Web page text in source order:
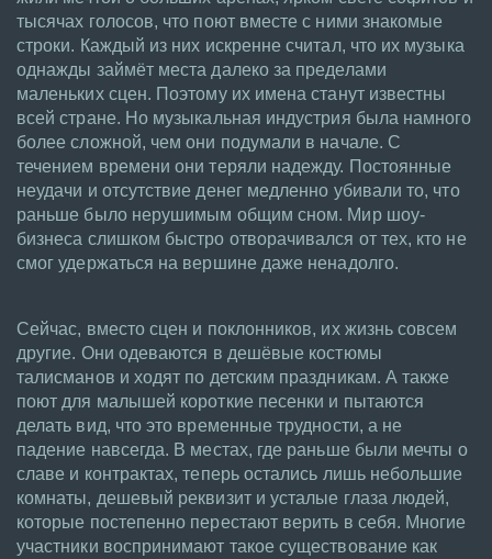
тысячах голосов, что поют вместе с ними знакомые
строки. Каждый из них искренне считал, что их музыка
однажды займёт места далеко за пределами
маленьких сцен. Поэтому их имена станут известны
всей стране. Но музыкальная индустрия была намного
более сложной, чем они подумали в начале. С
течением времени они теряли надежду. Постоянные
неудачи и отсутствие денег медленно убивали то, что
раньше было нерушимым общим сном. Мир шоу-
бизнеса слишком быстро отворачивался от тех, кто не
смог удержаться на вершине даже ненадолго.
Сейчас, вместо сцен и поклонников, их жизнь совсем
другие. Они одеваются в дешёвые костюмы
талисманов и ходят по детским праздникам. А также
поют для малышей короткие песенки и пытаются
делать вид, что это временные трудности, а не
падение навсегда. В местах, где раньше были мечты о
славе и контрактах, теперь остались лишь небольшие
комнаты, дешевый реквизит и усталые глаза людей,
которые постепенно перестают верить в себя. Многие
участники воспринимают такое существование как